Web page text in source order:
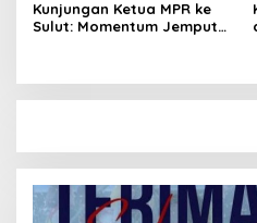
Kunjungan Ketua MPR ke
Sulut: Momentum Jemput